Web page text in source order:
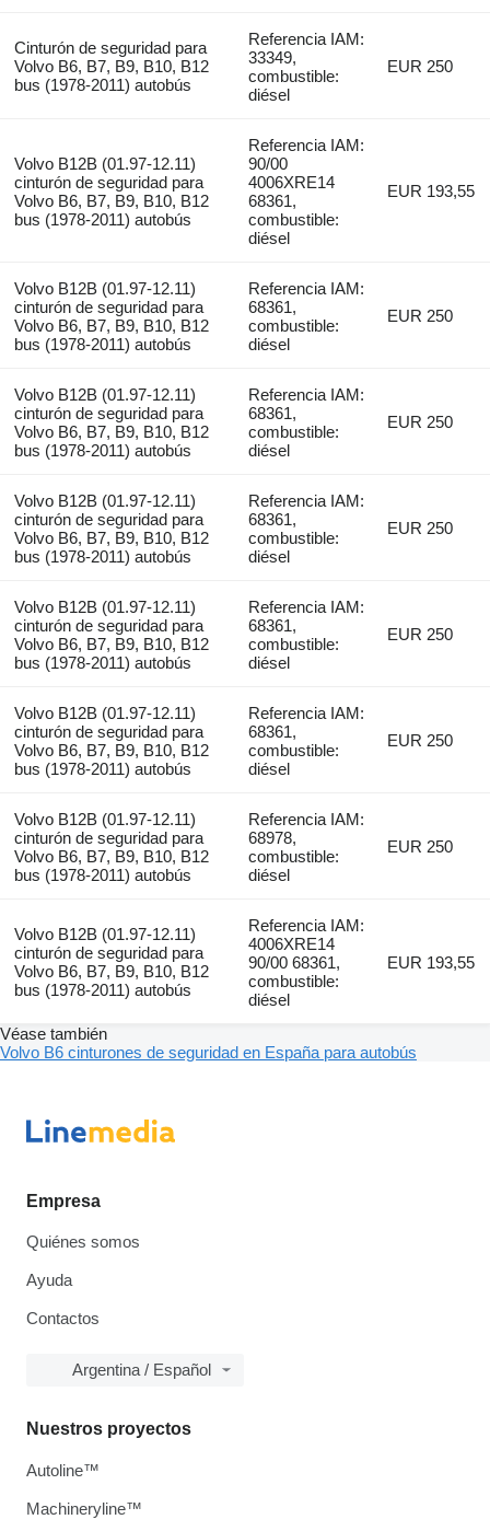
Cinturón de seguridad para
Volvo B6, B7, B9, B10, B12
bus (1978-2011) autobús
Referencia IAM:
33349,
combustible:
diésel
EUR 250
Volvo B12B (01.97-12.11)
cinturón de seguridad para
Volvo B6, B7, B9, B10, B12
bus (1978-2011) autobús
Referencia IAM:
90/00
4006XRE14
68361,
combustible:
diésel
EUR 193,55
Volvo B12B (01.97-12.11)
cinturón de seguridad para
Volvo B6, B7, B9, B10, B12
bus (1978-2011) autobús
Referencia IAM:
68361,
combustible:
diésel
EUR 250
Volvo B12B (01.97-12.11)
cinturón de seguridad para
Volvo B6, B7, B9, B10, B12
bus (1978-2011) autobús
Referencia IAM:
68361,
combustible:
diésel
EUR 250
Volvo B12B (01.97-12.11)
cinturón de seguridad para
Volvo B6, B7, B9, B10, B12
bus (1978-2011) autobús
Referencia IAM:
68361,
combustible:
diésel
EUR 250
Volvo B12B (01.97-12.11)
cinturón de seguridad para
Volvo B6, B7, B9, B10, B12
bus (1978-2011) autobús
Referencia IAM:
68361,
combustible:
diésel
EUR 250
Volvo B12B (01.97-12.11)
cinturón de seguridad para
Volvo B6, B7, B9, B10, B12
bus (1978-2011) autobús
Referencia IAM:
68361,
combustible:
diésel
EUR 250
Volvo B12B (01.97-12.11)
cinturón de seguridad para
Volvo B6, B7, B9, B10, B12
bus (1978-2011) autobús
Referencia IAM:
68978,
combustible:
diésel
EUR 250
Volvo B12B (01.97-12.11)
cinturón de seguridad para
Volvo B6, B7, B9, B10, B12
bus (1978-2011) autobús
Referencia IAM:
4006XRE14
90/00 68361,
combustible:
diésel
EUR 193,55
Véase también
Volvo B6 cinturones de seguridad en España para autobús
Empresa
Quiénes somos
Ayuda
Contactos
Argentina / Español
Nuestros proyectos
Autoline™
Machineryline™